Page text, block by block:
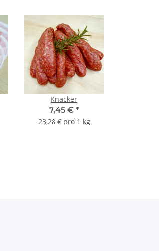
Knacker
7,45 € *
23,28 € pro 1 kg